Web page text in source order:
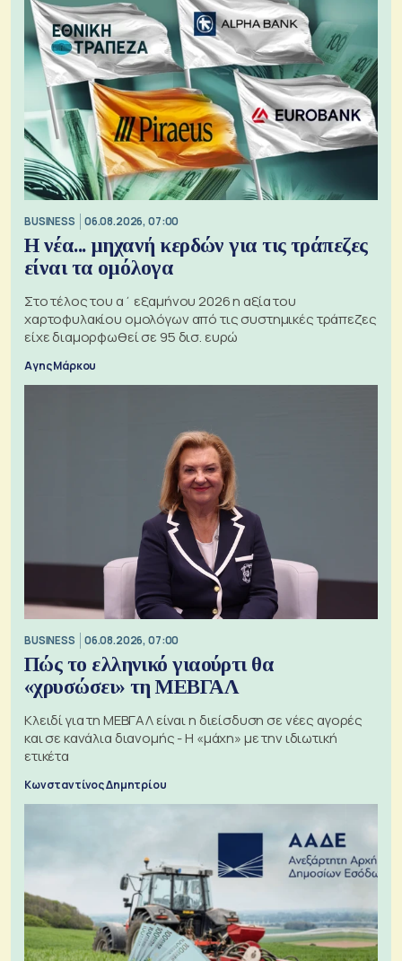
BUSINESS 06.08.2026, 07:00
Η νέα... μηχανή κερδών για τις τράπεζες
είναι τα ομόλογα
Στο τέλος του α΄ εξαμήνου 2026 η αξία του
χαρτοφυλακίου ομολόγων από τις συστημικές τράπεζες
είχε διαμορφωθεί σε 95 δισ. ευρώ
Αγης Μάρκου
BUSINESS 06.08.2026, 07:00
Πώς το ελληνικό γιαούρτι θα
«χρυσώσει» τη ΜΕΒΓΑΛ
Κλειδί για τη ΜΕΒΓΑΛ είναι η διείσδυση σε νέες αγορές
και σε κανάλια διανομής - Η «μάχη» με την ιδιωτική
ετικέτα
Κωνσταντίνος Δημητρίου